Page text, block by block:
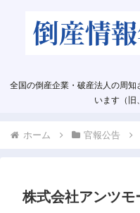
全国の倒産企業・破産法人の周
います（旧
ホーム 官報公告
株式会社アンツモ